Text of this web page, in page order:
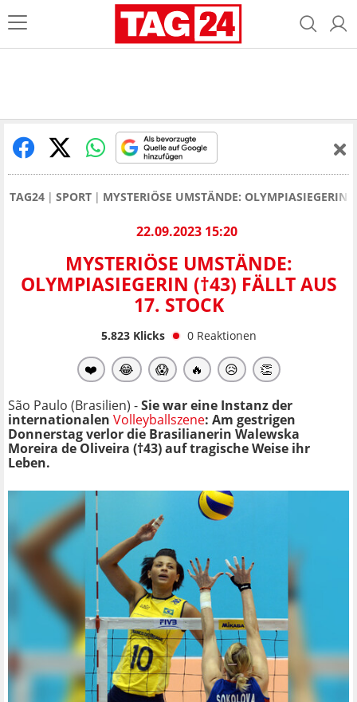
TAG24 SPORT MYSTERIÖSE UMSTÄNDE:
22.09.2023 15:20
MYSTERIÖSE UMSTÄNDE:
OLYMPIASIEGERIN (†43) FÄLLT AUS
17. STOCK
5.823Klicks 0 Reaktionen
❤️ 😂 😱 🔥 😥 👏
São Paulo (Brasilien) -Sie war eine Instanz der
internationalen Volleyballszene: Am gestrigen
Donnerstag verlor die Brasilianerin Walewska
Moreira de Oliveira (†43) auf tragische Weise ihr
Leben.